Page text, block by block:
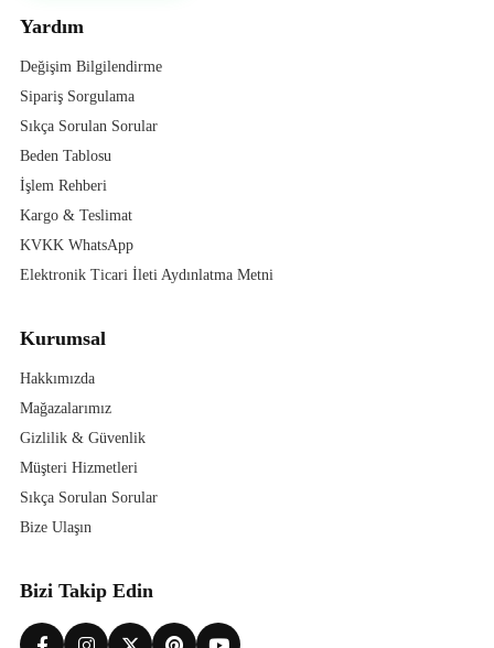
Yardım
Değişim Bilgilendirme
Sipariş Sorgulama
Sıkça Sorulan Sorular
Beden Tablosu
İşlem Rehberi
Kargo & Teslimat
KVKK WhatsApp
Elektronik Ticari İleti Aydınlatma Metni
Kurumsal
Hakkımızda
Mağazalarımız
Gizlilik & Güvenlik
Müşteri Hizmetleri
Sıkça Sorulan Sorular
Bize Ulaşın
Bizi Takip Edin